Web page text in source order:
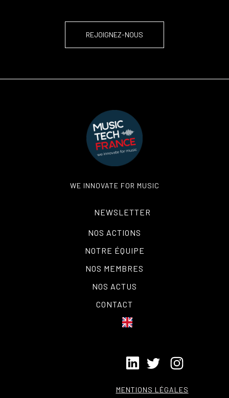
REJOIGNEZ-NOUS
WE INNOVATE FOR MUSIC
NEWSLETTER
NOS ACTIONS
NOTRE ÉQUIPE
NOS MEMBRES
NOS ACTUS
CONTACT
MENTIONS LÉGALES